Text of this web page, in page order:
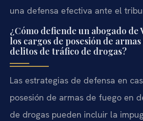
una defensa efectiva ante el
¿Cómo defiende un abogado
los cargos de posesión de
delitos de tráfico de drogas?
Las estrategias de defensa en
posesión de armas de fuego en
de drogas pueden incluir la